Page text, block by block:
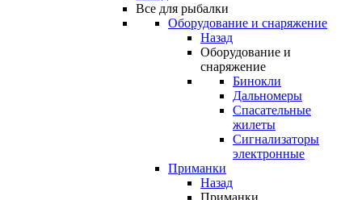
Все для рыбалки
Оборудование и снаряжение
Назад
Оборудование и
снаряжение
Бинокли
Дальномеры
Спасательные
жилеты
Сигнализаторы
электронные
Приманки
Назад
Приманки